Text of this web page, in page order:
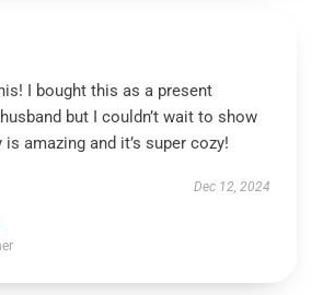
I bought this as a present
but I couldn’t wait to show
amazing and it’s super cozy!
Dec 12, 2024